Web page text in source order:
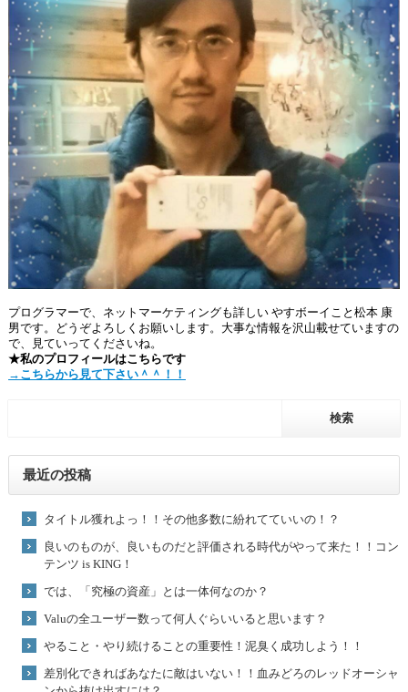
プログラマーで、ネットマーケティングも詳しい やすボーイこと松本 康
男です。どうぞよろしくお願いします。大事な情報を沢山載せていますの
で、見ていってくださいね。
★私のプロフィールはこちらです
→こちらから見て下さい＾＾！！
最近の投稿
タイトル獲れよっ！！その他多数に紛れてていいの！？
良いのものが、良いものだと評価される時代がやって来た！！コン
テンツ is KING！
では、「究極の資産」とは一体何なのか？
Valuの全ユーザー数って何人ぐらいいると思います？
やること・やり続けることの重要性！泥臭く成功しよう！！
差別化できればあなたに敵はいない！！血みどろのレッドオーシャ